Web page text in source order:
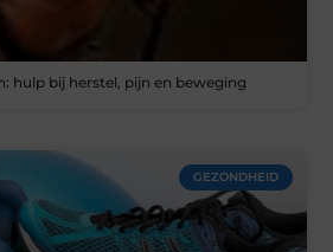
hulp bij herstel, pijn en beweging
GEZONDHEID